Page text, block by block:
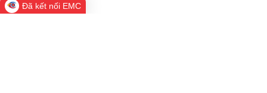
Đã kết nối EMC